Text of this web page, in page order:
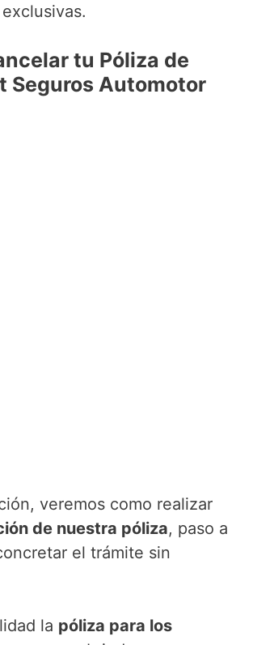
tu Póliza de
Seguros Automotor
veremos como realizar
de nuestra póliza, paso a
el trámite sin
la póliza para los